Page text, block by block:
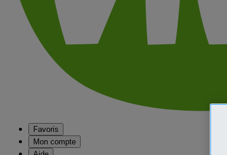
Favoris
Mon compte